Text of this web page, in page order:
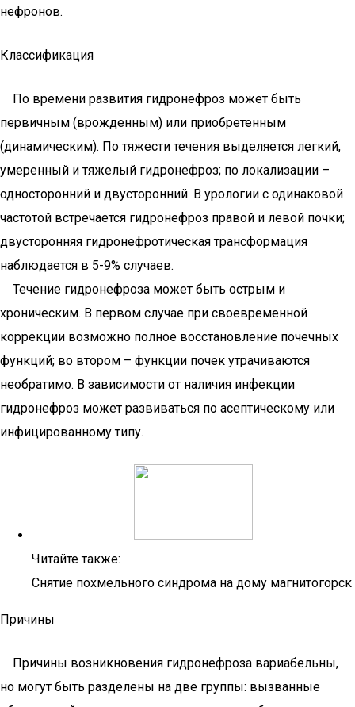
нефронов.
Классификация
По времени развития гидронефроз может быть
первичным (врожденным) или приобретенным
(динамическим). По тяжести течения выделяется легкий,
умеренный и тяжелый гидронефроз; по локализации –
односторонний и двусторонний. В урологии с одинаковой
частотой встречается гидронефроз правой и левой почки;
двусторонняя гидронефротическая трансформация
наблюдается в 5-9% случаев.
Течение гидронефроза может быть острым и
хроническим. В первом случае при своевременной
коррекции возможно полное восстановление почечных
функций; во втором – функции почек утрачиваются
необратимо. В зависимости от наличия инфекции
гидронефроз может развиваться по асептическому или
инфицированному типу.
Читайте также:
Снятие похмельного синдрома на дому магнитогорск
Причины
Причины возникновения гидронефроза вариабельны,
но могут быть разделены на две группы: вызванные